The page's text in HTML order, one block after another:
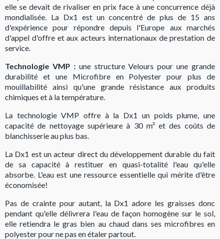
elle se devait de rivaliser en prix face à une concurrence déjà
mondialisée. La Dx1 est un concentré de plus de 15 ans
d'expérience pour répondre depuis l'Europe aux marchés
d'appel d'offre et aux acteurs internationaux de prestation de
service.
Technologie VMP :une structure Velours pour une grande
durabilité et une Microfibre en Polyester pour plus de
mouillabilité ainsi qu'une grande résistance aux produits
chimiques et à la température.
La technologie VMP offre à la Dx1 un poids plume, une
capacité de nettoyage supérieure à 30 m² et des coûts de
blanchisserie au plus bas.
La Dx1 est un acteur direct du développement durable du fait
de sa capacité à restituer en quasi-totalité l'eau qu'elle
absorbe. L'eau est une ressource essentielle qui mérite d'être
économisée!
Pas de crainte pour autant, la Dx1 adore les graisses donc
pendant qu'elle délivrera l'eau de façon homogène sur le sol,
elle retiendra le gras bien au chaud dans ses microfibres en
polyester pour ne pas en étaler partout.